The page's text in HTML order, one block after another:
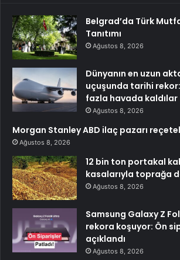
Belgrad’da Türk
Tanıtımı
Ağustos 8, 2026
Dünyanın en uzun
uçuşunda tarihi
fazla havada kaldılar
Ağustos 8, 2026
Morgan Stanley ABD ilaç pazarı
Ağustos 8, 2026
12 bin ton portakal
kasalarıyla toprağa
Ağustos 8, 2026
Samsung Galaxy Z
rekora koşuyor: Ön
açıklandı
Ağustos 8, 2026